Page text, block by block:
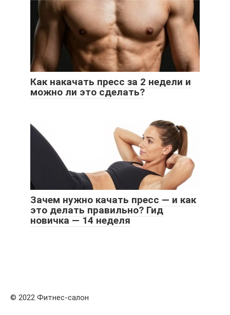
Как накачать пресс за 2 недели и
можно ли это сделать?
Зачем нужно качать пресс — и как
это делать правильно? Гид
новичка — 14 неделя
© 2022 Фитнес-салон